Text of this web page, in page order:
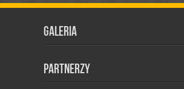
Galeria
Partnerzy